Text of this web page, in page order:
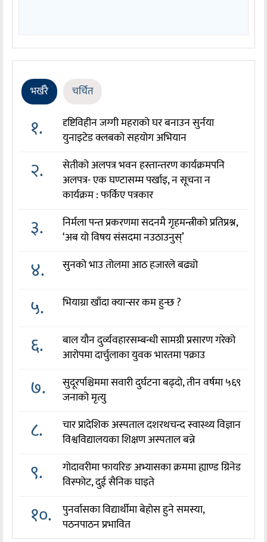
भर्खरै चर्चित
१.
दृष्टिविहीन जग्गी महराको घर बनाउन सुर्नया
युनाइटेड क्लबको सहयोग अभियान
२.
सेतीको अलपत्र भवन हस्तान्तरण कार्यक्रमपनि
अलपत्र- एक घण्टासम्म पर्खाइ, न सूचना न
कार्यक्रम : फर्किए पत्रकार
३.
निर्मला पन्त प्रकरणमा सदनमै गृहमन्त्रीको प्रतिप्रश्न,
‘अब यो विषय संसदमा नउठाउनुस्’
४. सुनको भाउ तोलमा आठ हजारले बढ्यो
५. भियाग्रा खाँदा क्यान्सर कम हुन्छ ?
६.
बाल यौन दुर्व्यवहारसम्बन्धी सामग्री प्रसारण गरेको
आरोपमा दार्चुलाका युवक भारतमा पक्राउ
७.
सुदूरपश्चिममा सवारी दुर्घटना बढ्दो, तीन वर्षमा ५६९
जनाको मृत्यु
८.
चार प्रादेशिक अस्पताल दशरथचन्द स्वास्थ्य विज्ञान
विश्वविद्यालयका शिक्षण अस्पताल बन्ने
९.
गोदावरीमा फायरिङ अभ्यासका क्रममा ह्याण्ड ग्रिनेड
विस्फोट, दुई सैनिक घाइते
१०.
पुनर्वासका विद्यार्थीमा बेहोस हुने समस्या,
पठनपाठन प्रभावित